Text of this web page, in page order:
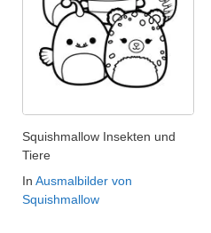
Squishmallow Insekten und
Tiere
In Ausmalbilder von
Squishmallow